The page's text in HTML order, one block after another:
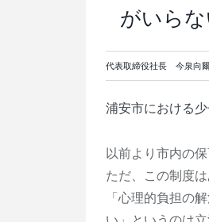
がいら
代表取締役社長 今泉向
浦安市における
以前より市内の
ただ、この制度
「心理的負担の